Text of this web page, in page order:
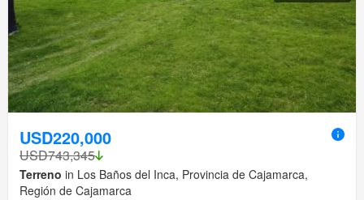
USD220,000
USD743,345
Terreno in Los Baños del Inca, Provincia de Cajamarca,
Región de Cajamarca